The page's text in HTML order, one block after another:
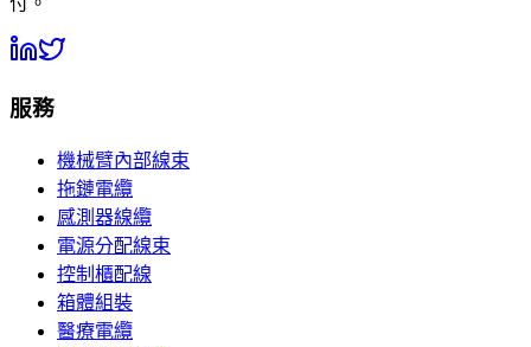
服務
機械臂內部線束
拖鏈電纜
感測器線纜
電源分配線束
控制櫃配線
箱體組裝
醫療電纜